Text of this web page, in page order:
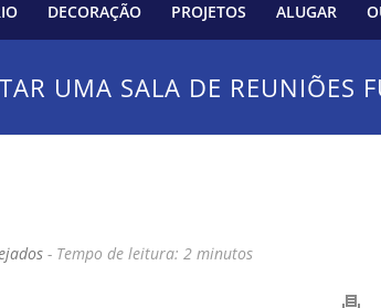
DECORAÇÃO PROJETOS ALUGAR
UMA SALA DE REUNIÕES
- Tempo de leitura: 2 minutos